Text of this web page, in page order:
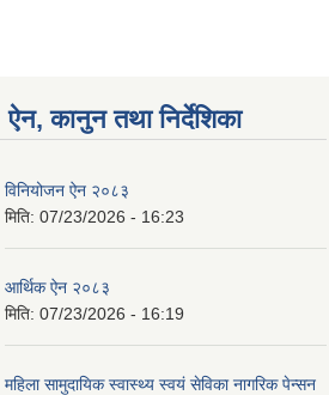
ऐन, कानुन तथा निर्देशिका
विनियोजन ऐन २०८३
मिति: 07/23/2026 - 16:23
आर्थिक ऐन २०८३
मिति: 07/23/2026 - 16:19
महिला सामुदायिक स्वास्थ्य स्वयं सेविका नागरिक पेन्सन